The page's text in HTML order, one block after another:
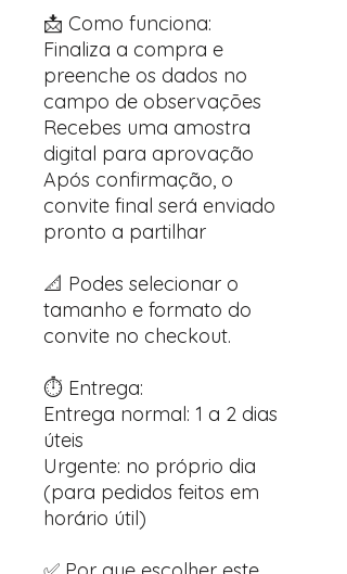
📩 Como funciona:
Finaliza a compra e
preenche os dados no
campo de observações
Recebes uma amostra
digital para aprovação
Após confirmação, o
convite final será enviado
pronto a partilhar
📐 Podes selecionar o
tamanho e formato do
convite no checkout.
⏱️ Entrega:
Entrega normal: 1 a 2 dias
úteis
Urgente: no próprio dia
(para pedidos feitos em
horário útil)